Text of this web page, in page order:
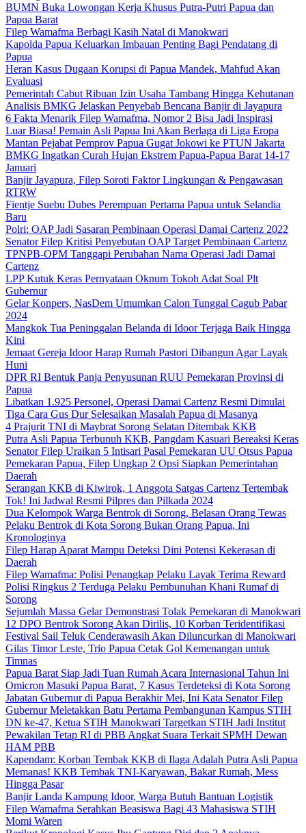
BUMN Buka Lowongan Kerja Khusus Putra-Putri Papua dan
Papua Barat
Filep Wamafma Berbagi Kasih Natal di Manokwari
Kapolda Papua Keluarkan Imbauan Penting Bagi Pendatang di
Papua
Heran Kasus Dugaan Korupsi di Papua Mandek, Mahfud Akan
Evaluasi
Pemerintah Cabut Ribuan Izin Usaha Tambang Hingga Kehutanan
Analisis BMKG Jelaskan Penyebab Bencana Banjir di Jayapura
6 Fakta Menarik Filep Wamafma, Nomor 2 Bisa Jadi Inspirasi
Luar Biasa! Pemain Asli Papua Ini Akan Berlaga di Liga Eropa
Mantan Pejabat Pemprov Papua Gugat Jokowi ke PTUN Jakarta
BMKG Ingatkan Curah Hujan Ekstrem Papua-Papua Barat 14-17
Januari
Banjir Jayapura, Filep Soroti Faktor Lingkungan & Pengawasan
RTRW
Fientje Suebu Dubes Perempuan Pertama Papua untuk Selandia
Baru
Polri: OAP Jadi Sasaran Pembinaan Operasi Damai Cartenz 2022
Senator Filep Kritisi Penyebutan OAP Target Pembinaan Cartenz
TPNPB-OPM Tanggapi Perubahan Nama Operasi Jadi Damai
Cartenz
LPP Kutuk Keras Pernyataan Oknum Tokoh Adat Soal Plt
Gubernur
Gelar Konpers, NasDem Umumkan Calon Tunggal Cagub Pabar
2024
Mangkok Tua Peninggalan Belanda di Idoor Terjaga Baik Hingga
Kini
Jemaat Gereja Idoor Harap Rumah Pastori Dibangun Agar Layak
Huni
DPR RI Bentuk Panja Penyusunan RUU Pemekaran Provinsi di
Papua
Libatkan 1.925 Personel, Operasi Damai Cartenz Resmi Dimulai
Tiga Cara Gus Dur Selesaikan Masalah Papua di Masanya
4 Prajurit TNI di Maybrat Sorong Selatan Ditembak KKB
Putra Asli Papua Terbunuh KKB, Pangdam Kasuari Bereaksi Keras
Senator Filep Uraikan 5 Intisari Pasal Pemekaran UU Otsus Papua
Pemekaran Papua, Filep Ungkap 2 Opsi Siapkan Pemerintahan
Daerah
Serangan KKB di Kiwirok, 1 Anggota Satgas Cartenz Tertembak
Tok! Ini Jadwal Resmi Pilpres dan Pilkada 2024
Dua Kelompok Warga Bentrok di Sorong, Belasan Orang Tewas
Pelaku Bentrok di Kota Sorong Bukan Orang Papua, Ini
Kronologinya
Filep Harap Aparat Mampu Deteksi Dini Potensi Kekerasan di
Daerah
Filep Wamafma: Polisi Penangkap Pelaku Layak Terima Reward
Polisi Ringkus 2 Terduga Pelaku Pembunuhan Khani Rumaf di
Sorong
Sejumlah Massa Gelar Demonstrasi Tolak Pemekaran di Manokwari
12 DPO Bentrok Sorong Akan Dirilis, 10 Korban Teridentifikasi
Festival Sail Teluk Cenderawasih Akan Diluncurkan di Manokwari
Gilas Timor Leste, Trio Papua Cetak Gol Kemenangan untuk
Timnas
Papua Barat Siap Jadi Tuan Rumah Acara Internasional Tahun Ini
Omicron Masuki Papua Barat, 7 Kasus Terdeteksi di Kota Sorong
Jabatan Gubernur di Papua Berakhir Mei, Ini Kata Senator Filep
Gubernur Meletakkan Batu Pertama Pembangunan Kampus STIH
DN ke-47, Ketua STIH Manokwari Targetkan STIH Jadi Institut
Pewakilan Tetap RI di PBB Angkat Suara Terkait SPMH Dewan
HAM PBB
Kapendam: Korban Tembak KKB di Ilaga Adalah Putra Asli Papua
Memanas! KKB Tembak TNI-Karyawan, Bakar Rumah, Mess
Hingga Pasar
Banjir Landa Kampung Idoor, Warga Butuh Bantuan Logistik
Filep Wamafma Serahkan Beasiswa Bagi 43 Mahasiswa STIH
Momi Waren